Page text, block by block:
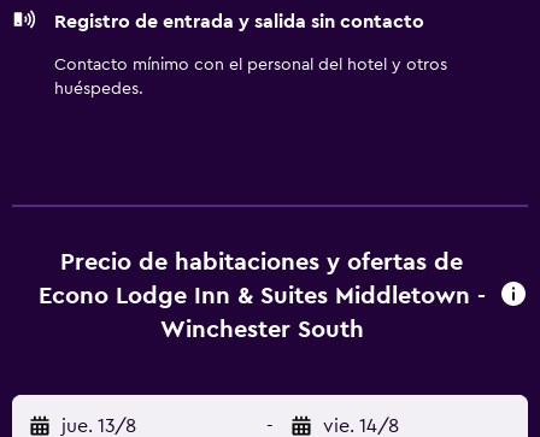
Registro de entrada y salida sin contacto
Contacto mínimo con el personal del hotel y otros
huéspedes.
Precio de habitaciones y ofertas de
Econo Lodge Inn & Suites Middletown -
Winchester South
jue. 13/8 - vie. 14/8